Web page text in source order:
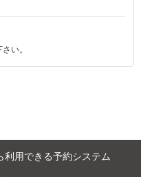
い。
用できる予約システム